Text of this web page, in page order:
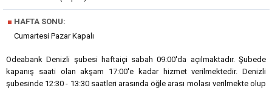
■ HAFTA SONU:
Cumartesi Pazar Kapalı
Odeabank Denizli şubesi haftaiçi sabah 09:00'da açılmaktadır. Şubede
kapanış saati olan akşam 17:00'e kadar hizmet verilmektedir. Denizli
şubesinde 12:30 - 13:30 saatleri arasında öğle arası molası verilmekte olup